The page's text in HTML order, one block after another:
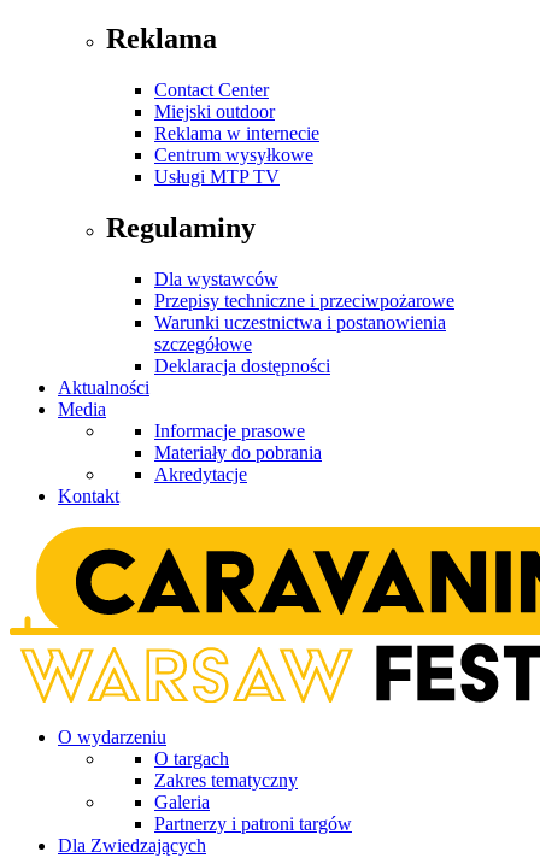
Reklama
Contact Center
Miejski outdoor
Reklama w internecie
Centrum wysyłkowe
Usługi MTP TV
Regulaminy
Dla wystawców
Przepisy techniczne i przeciwpożarowe
Warunki uczestnictwa i postanowienia
szczegółowe
Deklaracja dostępności
Aktualności
Media
Informacje prasowe
Materiały do pobrania
Akredytacje
Kontakt
O wydarzeniu
O targach
Zakres tematyczny
Galeria
Partnerzy i patroni targów
Dla Zwiedzających